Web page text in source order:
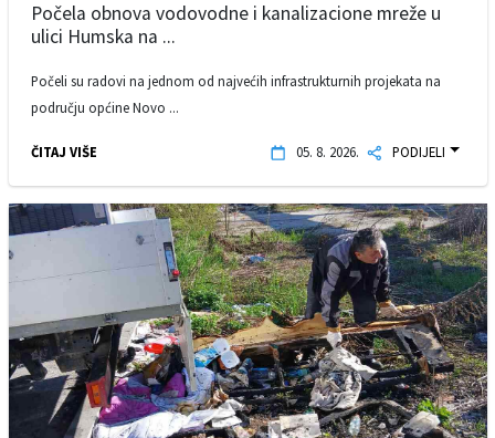
Počela obnova vodovodne i kanalizacione mreže u
ulici Humska na ...
Počeli su radovi na jednom od najvećih infrastrukturnih projekata na
području općine Novo ...
ČITAJ VIŠE 05. 8. 2026. PODIJELI